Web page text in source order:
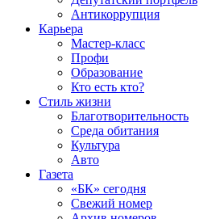
Антикоррупция
Карьера
Мастер-класс
Профи
Образование
Кто есть кто?
Стиль жизни
Благотворительность
Среда обитания
Культура
Авто
Газета
«БК» сегодня
Свежий номер